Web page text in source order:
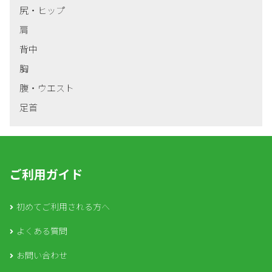
尻・ヒップ
肩
背中
胸
腹・ウエスト
足首
ご利用ガイド
初めてご利用される方へ
よくある質問
お問い合わせ